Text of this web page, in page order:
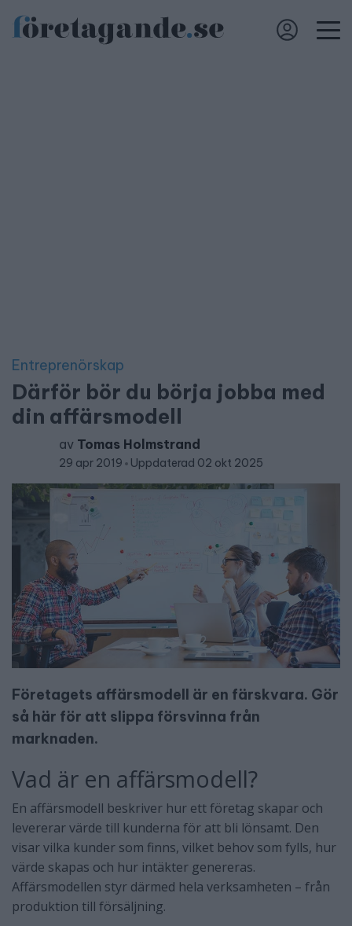
Entreprenörskap
Därför bör du börja jobba med
din affärsmodell
av Tomas Holmstrand
29 apr 2019 Uppdaterad 02 okt 2025
Företagets affärsmodell är en färskvara. Gör
så här för att slippa försvinna från
marknaden.
Vad är en affärsmodell?
En affärsmodell beskriver hur ett företag skapar och
levererar värde till kunderna för att bli lönsamt. Den
visar vilka kunder som finns, vilket behov som fylls, hur
värde skapas och hur intäkter genereras.
Affärsmodellen styr därmed hela verksamheten – från
produktion till försäljning.